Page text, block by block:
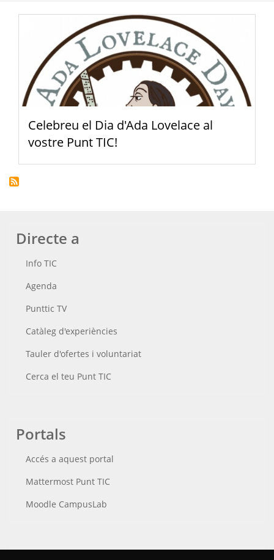
Celebreu el Dia d'Ada Lovelace al
vostre Punt TIC!
Directe a
Info TIC
Agenda
Punttic TV
Catàleg d'experiències
Tauler d'ofertes i voluntariat
Cerca el teu Punt TIC
Portals
Accés a aquest portal
Mattermost Punt TIC
Moodle CampusLab